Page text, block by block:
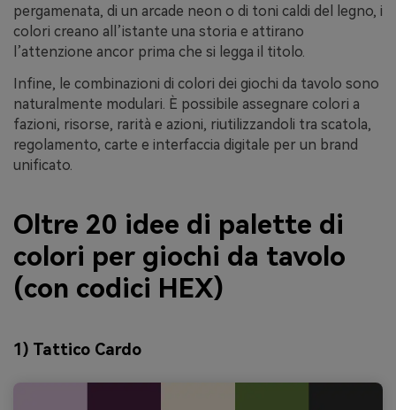
pergamenata, di un arcade neon o di toni caldi del legno, i
colori creano all’istante una storia e attirano
l’attenzione ancor prima che si legga il titolo.
Infine, le combinazioni di colori dei giochi da tavolo sono
naturalmente modulari. È possibile assegnare colori a
fazioni, risorse, rarità e azioni, riutilizzandoli tra scatola,
regolamento, carte e interfaccia digitale per un brand
unificato.
Oltre 20 idee di palette di
colori per giochi da tavolo
(con codici HEX)
1) Tattico Cardo